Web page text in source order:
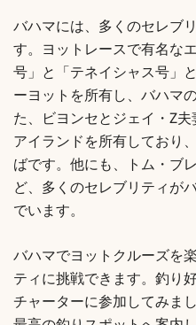
バハマには、多くのセレブ
す。ヨットレースで有名な
号」と「テネイシャス号」
ーヨットを所有し、バハマ
た、ビヨンセとジェイ・Z
アイランドを所有しており
ばです。他にも、トム・ブ
ど、多くのセレブリティが
でいます。
バハマでヨットクルーズを
ティに挑戦できます。釣り
チャーターに参加してみま